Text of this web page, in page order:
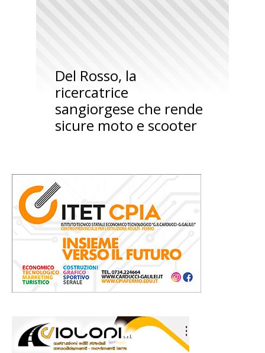
Del Rosso, la
ricercatrice
sangiorgese che rende
sicure moto e scooter